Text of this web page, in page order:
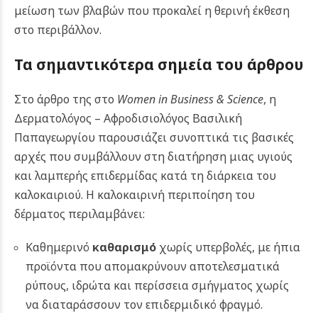
μείωση των βλαβών που προκαλεί η θερινή έκθεση
στο περιβάλλον.
Τα σημαντικότερα σημεία του άρθρου
Στο άρθρο της στο Women in Business & Science, η
Δερματολόγος – Αφροδισιολόγος Βασιλική
Παπαγεωργίου παρουσιάζει συνοπτικά τις βασικές
αρχές που συμβάλλουν στη διατήρηση μιας υγιούς
και λαμπερής επιδερμίδας κατά τη διάρκεια του
καλοκαιριού. Η καλοκαιρινή περιποίηση του
δέρματος περιλαμβάνει:
Καθημερινό καθαρισμόχωρίς υπερβολές, με ήπια
προϊόντα που απομακρύνουν αποτελεσματικά
ρύπους, ιδρώτα και περίσσεια σμήγματος χωρίς
να διαταράσσουν τον επιδερμιδικό φραγμό.